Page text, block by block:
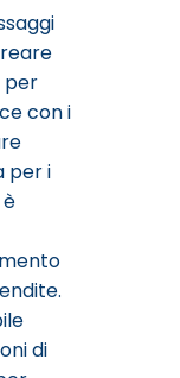
per
con i
per i
di